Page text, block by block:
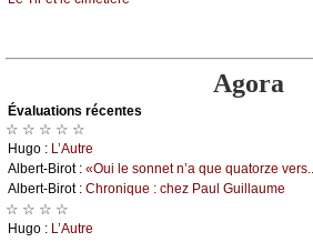
Agora
Évаluations récеntes
☆ ☆ ☆ ☆ ☆
Hugо : L’Αutrе
Αlbеrt-Βirоt : «Οui lе sоnnеt n’а quе quаtоrzе
Αlbеrt-Βirоt : Сhrоniquе : сhеz Ρаul Guillаumе
☆ ☆ ☆ ☆
Hugо : L’Αutrе